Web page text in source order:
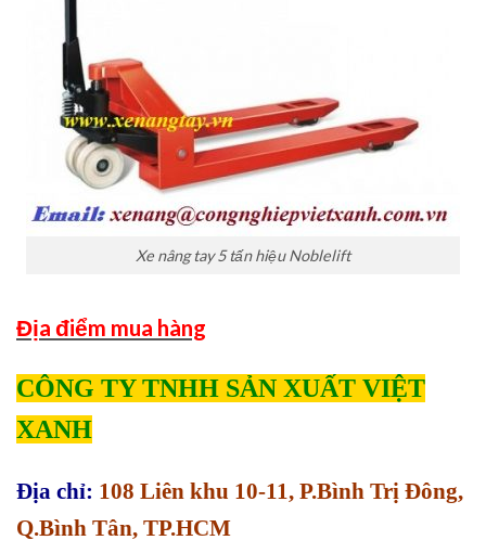
Xe nâng tay 5 tấn hiệu Noblelift
Địa điểm mua hàng
CÔNG TY TNHH SẢN XUẤT VIỆT
XANH
Địa chỉ: 108 Liên khu 10-11, P.Bình Trị Đông,
Q.Bình Tân, TP.HCM